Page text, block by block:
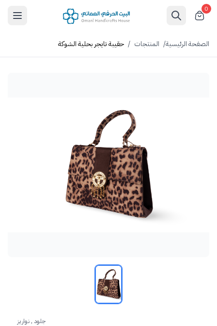
0
الصفحة الرئيسية/ المنتجات / حقيبة تايجر بحلية الشوكة
جلود , نواريز